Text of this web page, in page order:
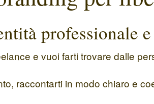
professionale
e vuoi farti trovare dalle
raccontarti in modo chiaro e